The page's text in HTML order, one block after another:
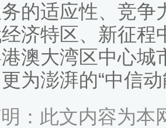
的适应性、竞争
济特区、新征程
澳大湾区中心城
为澎湃的“中信
：此文内容为本